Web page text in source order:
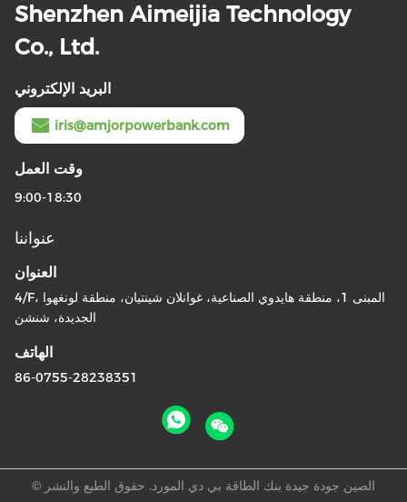
Shenzhen Aimeijia Technology
Co., Ltd.
البريد الإلكتروني
iris@amjorpowerbank.com
وقت العمل
9:00-18:30
عنواننا
العنوان
4/F، المبنى 1، منطقة هايدوي الصناعية، غوانلان شينتيان، منطقة لونغهوا
الجديدة، شنشن
الهاتف
86-0755-28238351
الصين جودة جيدة بنك الطاقة بي دي المورد. حقوق الطبع والنشر ©